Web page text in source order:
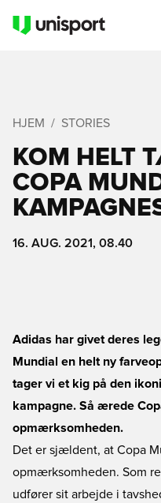
HJEM STORIES
KOM HELT
COPA
16. AUG. 2021, 08.40
Adidas har givet deres
Mundial en helt ny
tager vi et kig på den
kampagne. Så ærede
opmærksomheden.
Det er sjældent, at Copa
opmærksomheden. Som
udfører sit arbejde i